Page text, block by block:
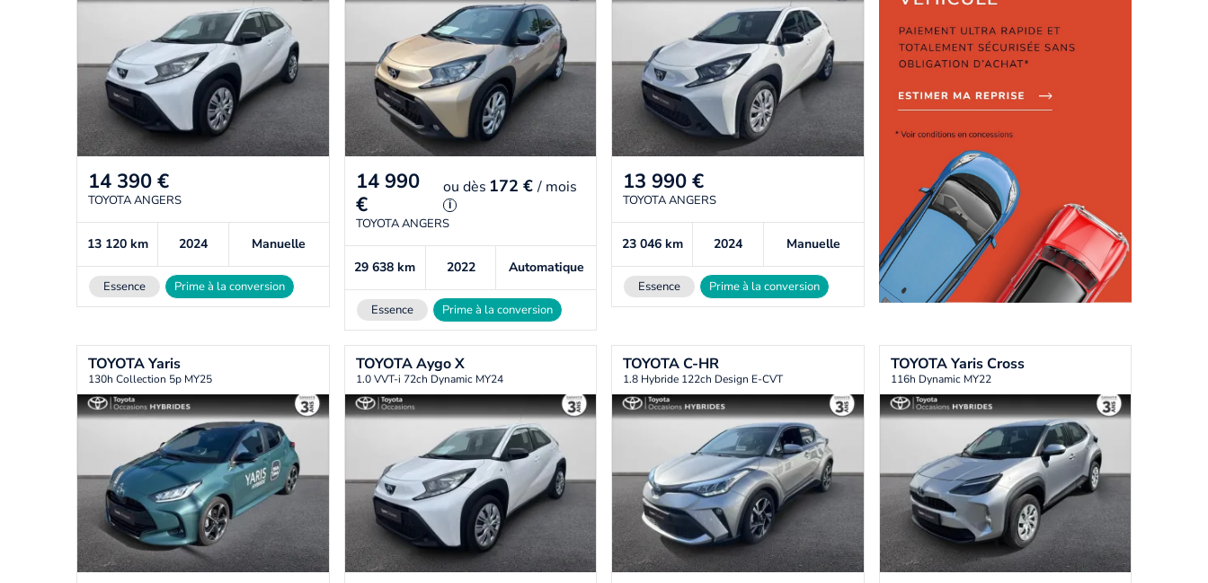
14 390 €
TOYOTA ANGERS
13 120 km 2024 Manuelle
Essence Prime à la conversion
14 990
€
ou dès 172 €/ mois
i
TOYOTA ANGERS
29 638km 2022 Automatique
Essence Prime à la conversion
13 990 €
TOYOTA ANGERS
23 046 km 2024 Manuelle
Essence Prime à la conversion
TOYOTAYaris
130h Collection 5p MY25
TOYOTAAygo X
1.0 VVT-i 72ch Dynamic MY24
TOYOTAC-HR
1.8 Hybride 122ch Design E-CVT
TOYOTAYaris Cross
116h Dynamic MY22